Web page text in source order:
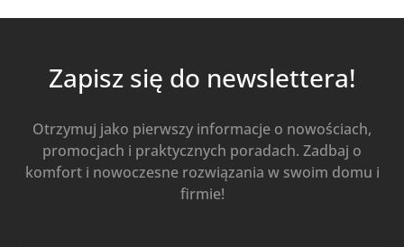
Zapisz się do newslettera!
Otrzymuj jako pierwszy informacje o nowościach,
promocjach i praktycznych poradach. Zadbaj o
komfort i nowoczesne rozwiązania w swoim domu i
firmie!